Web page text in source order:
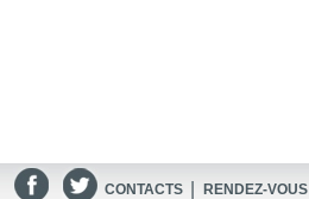
CONTACTS RENDEZ-VOUS